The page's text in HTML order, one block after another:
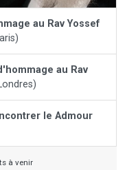
au Rav Yossef
au Rav
le Admour
à venir